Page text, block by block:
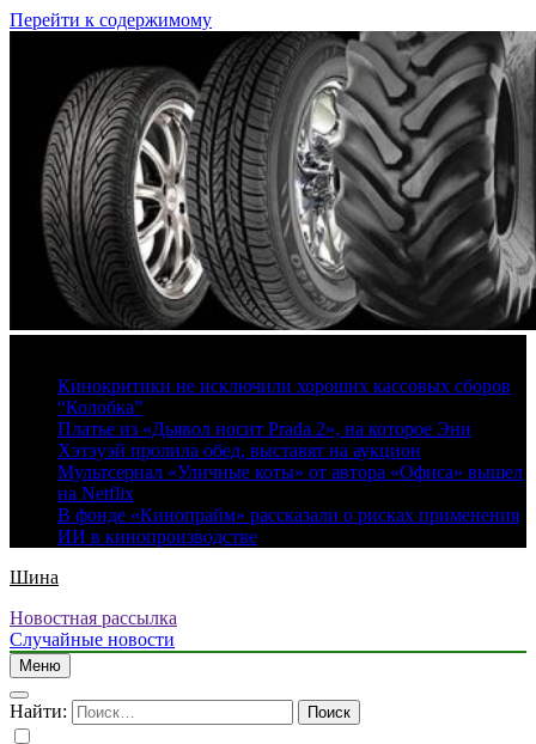
Перейти к содержимому
Кинокритики не исключили хороших кассовых сборов
“Колобка”
Платье из «Дьявол носит Prada 2», на которое Энн
Хэтэуэй пролила обед, выставят на аукцион
Мультсериал «Уличные коты» от автора «Офиса» вышел
на Netflix
В фонде «Кинопрайм» рассказали о рисках применения
ИИ в кинопроизводстве
Шина
Новостная рассылка
Случайные новости
Меню
Найти: